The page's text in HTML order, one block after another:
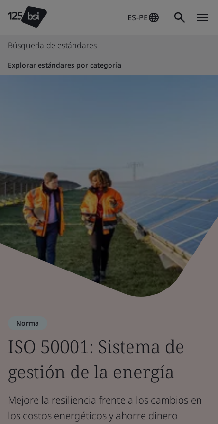
ES-PE
Búsqueda de estándares
Explorar estándares por categoría
Norma
ISO 50001: Sistema de
gestión de la energía
Mejore la resiliencia frente a los cambios en
los costos energéticos y ahorre dinero